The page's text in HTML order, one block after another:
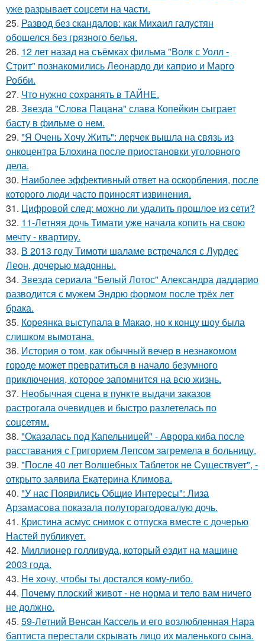
уже разрывает соцсети на части.
25. Развод без скандалов: как Михаил галустян
обошелся без грязного белья.
26. 12 лет назад на съёмках фильма "Волк с Уолл -
Стрит" познакомились Леонардо ди каприо и Марго
Робби.
27. Что нужно сохранять в ТАЙНЕ.
28. Звезда "Слова Пацана" слава Копейкин сыграет
басту в фильме о нем.
29. "Я Очень Хочу Жить": лерчек вышла на связь из
онкоцентра Блохина после приостановки уголовного
дела.
30. Наиболее эффективный ответ на оскорбления, после
которого люди часто приносят извинения.
31. Цифровой след: можно ли удалить прошлое из сети?
32. 11-Летняя дочь Тимати уже начала копить на свою
мечту - квартиру.
33. В 2013 году Тимоти шаламе встречался с Лурдес
Леон, дочерью мадонны.
34. Звезда сериала "Белый Лотос" Александра даддарио
разводится с мужем Эндрю формом после трёх лет
брака.
35. Кореянка выступала в Макао, но к концу шоу была
слишком вымотана.
36. История о том, как обычный вечер в незнакомом
городе может превратиться в начало безумного
приключения, которое запомнится на всю жизнь.
37. Необычная сцена в пункте выдачи заказов
растрогала очевидцев и быстро разлетелась по
соцсетям.
38. "Оказалась под Капельницей" - Аврора киба после
расставания с Григорием Лепсом загремела в больницу.
39. "После 40 лет Волшебных Таблеток не Существует", -
открыто заявила Екатерина Климова.
40. "У нас Появились Общие Интересы": Лиза
Арзамасова показала полуторагодовалую дочь.
41. Кристина асмус снимок с отпуска вместе с дочерью
Настей публикует.
42. Миллионер голливуда, который ездит на машине
2003 года.
43. Не хочу, чтобы ты достался кому-либо.
44. Почему плоский живот - не норма и тело вам ничего
не должно.
45. 59-Летний Венсан Кассель и его возлюбленная Нара
баптиста перестали скрывать лицо их маленького сына.